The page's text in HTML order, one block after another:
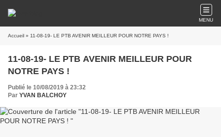
MENU
Accueil » 11-08-19- LE PTB AVENIR MEILLEUR POUR NOTRE PAYS !
11-08-19- LE PTB AVENIR MEILLEUR POUR
NOTRE PAYS !
Publié le 10/08/2019 à 23:32
Par YVAN BALCHOY